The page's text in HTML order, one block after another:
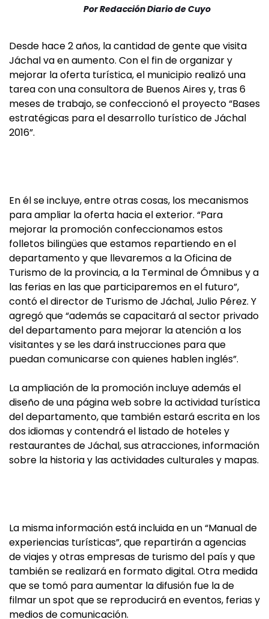
PorRedacción Diario de Cuyo
Desde hace 2 años, la cantidad de gente que visita
Jáchal va en aumento. Con el fin de organizar y
mejorar la oferta turística, el municipio realizó una
tarea con una consultora de Buenos Aires y, tras 6
meses de trabajo, se confeccionó el proyecto “Bases
estratégicas para el desarrollo turístico de Jáchal
2016”.
En él se incluye, entre otras cosas, los mecanismos
para ampliar la oferta hacia el exterior. “Para
mejorar la promoción confeccionamos estos
folletos bilingües que estamos repartiendo en el
departamento y que llevaremos a la Oficina de
Turismo de la provincia, a la Terminal de Ómnibus y a
las ferias en las que participaremos en el futuro”,
contó el director de Turismo de Jáchal, Julio Pérez. Y
agregó que “además se capacitará al sector privado
del departamento para mejorar la atención a los
visitantes y se les dará instrucciones para que
puedan comunicarse con quienes hablen inglés”.
La ampliación de la promoción incluye además el
diseño de una página web sobre la actividad turística
del departamento, que también estará escrita en los
dos idiomas y contendrá el listado de hoteles y
restaurantes de Jáchal, sus atracciones, información
sobre la historia y las actividades culturales y mapas.
La misma información está incluida en un “Manual de
experiencias turísticas”, que repartirán a agencias
de viajes y otras empresas de turismo del país y que
también se realizará en formato digital. Otra medida
que se tomó para aumentar la difusión fue la de
filmar un spot que se reproducirá en eventos, ferias y
medios de comunicación.